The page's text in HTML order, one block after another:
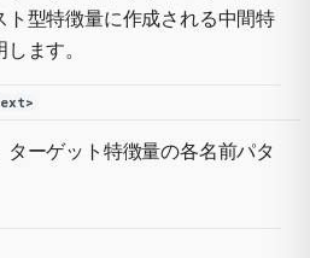
型特徴量に作成される中間特
ます。
ーゲット特徴量の各名前パタ